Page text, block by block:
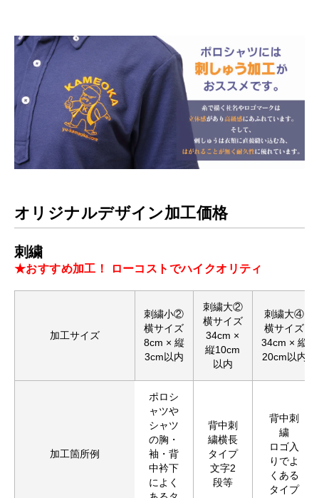
オリジナルデザイン加工価格
刺繍
★おすすめ加工！ ローコストでハイクオリティ
加工サイズ
刺繍小②
横サイズ
8cm × 縦
3cm以内
刺繍大②
横サイズ
34cm ×
縦10cm
以内
刺繍大④
横サイズ
34cm × 縦
20cm以内
加工箇所例
ポロシ
ャツや
シャツ
の胸・
袖・背
中衿下
によく
背中刺
繍横長
タイプ
文字2
段等
背中刺
繍
ロゴ入
りでよ
くある
タイプ